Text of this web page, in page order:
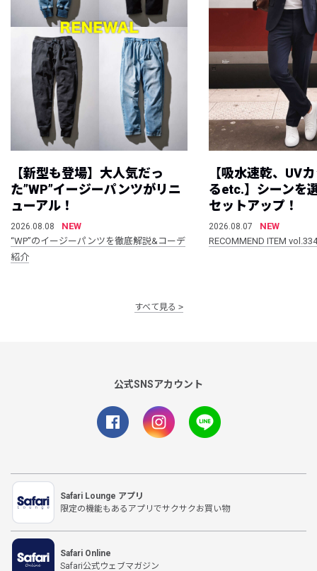
【新型も登場】大人気だっ
た”WP”イージーパンツがリニ
ューアル！
2026.08.08
NEW
“WP”のイージーパンツを徹底解説&コーデ
紹介
【吸水速乾、UV
るetc.】シーンを
セットアップ！
2026.08.07
NEW
RECOMMEND ITEM vol.334
すべて見る
公式SNSアカウント
Safari Lounge アプリ
限定の機能もあるアプリでサクサクお買い物
Safari Online
Safari公式ウェブマガジン